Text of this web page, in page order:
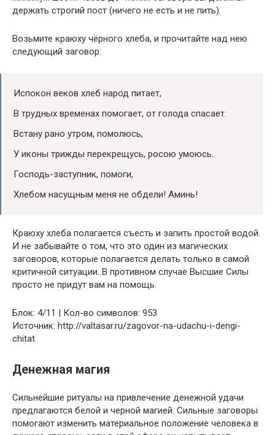
держать строгий пост (ничего не есть и не пить).
Возьмите краюху чёрного хлеба, и прочитайте над нею
следующий заговор:
Испокон веков хлеб народ питает,
В трудных временах помогает, от голода спасает.
Встану рано утром, помолюсь,
У иконы трижды перекрещусь, росою умоюсь.
Господь-заступник, помоги,
Хлебом насущным меня не обдели! Аминь!
Краюху хлеба полагается съесть и запить простой водой.
И не забывайте о том, что это один из магических
заговоров, которые полагается делать только в самой
критичной ситуации. В противном случае Высшие Силы
просто не придут вам на помощь.
Блок: 4/11 | Кол-во символов: 953
Источник: http://valtasar.ru/zagovor-na-udachu-i-dengi-
chitat
Денежная магия
Сильнейшие ритуалы на привлечение денежной удачи
предлагаются белой и черной магией. Сильные заговоры
помогают изменить материальное положение человека в